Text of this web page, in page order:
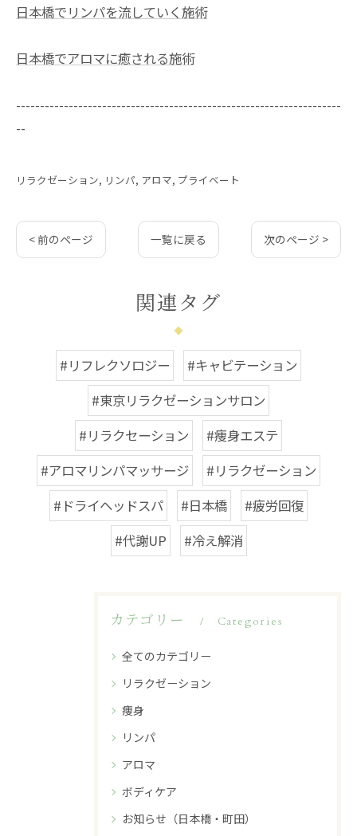
日本橋でリンパを流していく施術
日本橋でアロマに癒される施術
--------------------------------------------------------------------
--
リラクゼーション リンパ アロマ プライベート
< 前のページ 一覧に戻る 次のページ >
関連タグ
#リフレクソロジー
#キャビテーション
#東京リラクゼーションサロン
#リラクセーション
#痩身エステ
#アロマリンパマッサージ
#リラクゼーション
#ドライヘッドスパ
#日本橋
#疲労回復
#代謝UP
#冷え解消
カテゴリー Categories
全てのカテゴリー
リラクゼーション
痩身
リンパ
アロマ
ボディケア
お知らせ（日本橋・町田）